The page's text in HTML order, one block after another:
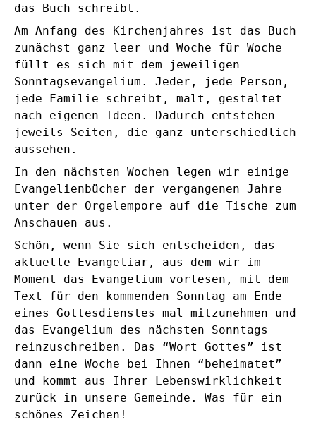
das Buch schreibt.
Am Anfang des Kirchenjahres ist das Buch
zunächst ganz leer und Woche für Woche
füllt es sich mit dem jeweiligen
Sonntagsevangelium. Jeder, jede Person,
jede Familie schreibt, malt, gestaltet
nach eigenen Ideen. Dadurch entstehen
jeweils Seiten, die ganz unterschiedlich
aussehen.
In den nächsten Wochen legen wir einige
Evangelienbücher der vergangenen Jahre
unter der Orgelempore auf die Tische zum
Anschauen aus.
Schön, wenn Sie sich entscheiden, das
aktuelle Evangeliar, aus dem wir im
Moment das Evangelium vorlesen, mit dem
Text für den kommenden Sonntag am Ende
eines Gottesdienstes mal mitzunehmen und
das Evangelium des nächsten Sonntags
reinzuschreiben. Das “Wort Gottes” ist
dann eine Woche bei Ihnen “beheimatet”
und kommt aus Ihrer Lebenswirklichkeit
zurück in unsere Gemeinde. Was für ein
schönes Zeichen!